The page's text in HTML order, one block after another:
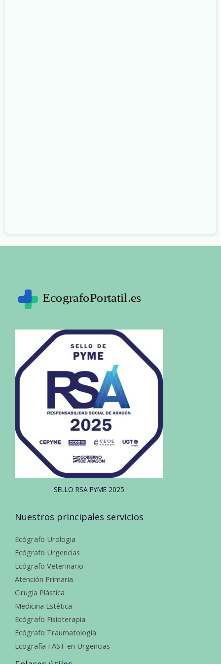
SELLO RSA PYME 2025
Nuestros principales servicios
Ecógrafo Urologia
Ecógrafo Urgencias
Ecógrafo Veterinario
Atención Primaria
Cirugía Plástica
Medicina Estética
Ecógrafo Fisioterapia
Ecógrafo Traumatología
Ecografía FAST en Urgencias